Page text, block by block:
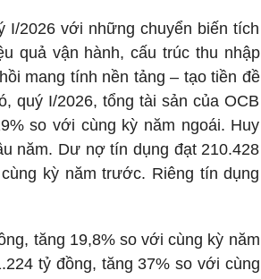
I/2026 với những chuyển biến tích
quả vận hành, cấu trúc thu nhập
mang tính nền tảng – tạo tiền đề
quý I/2026, tổng tài sản của OCB
so với cùng kỳ năm ngoái. Huy
năm. Dư nợ tín dụng đạt 210.428
kỳ năm trước. Riêng tín dụng
tăng 19,8% so với cùng kỳ năm
tỷ đồng, tăng 37% so với cùng